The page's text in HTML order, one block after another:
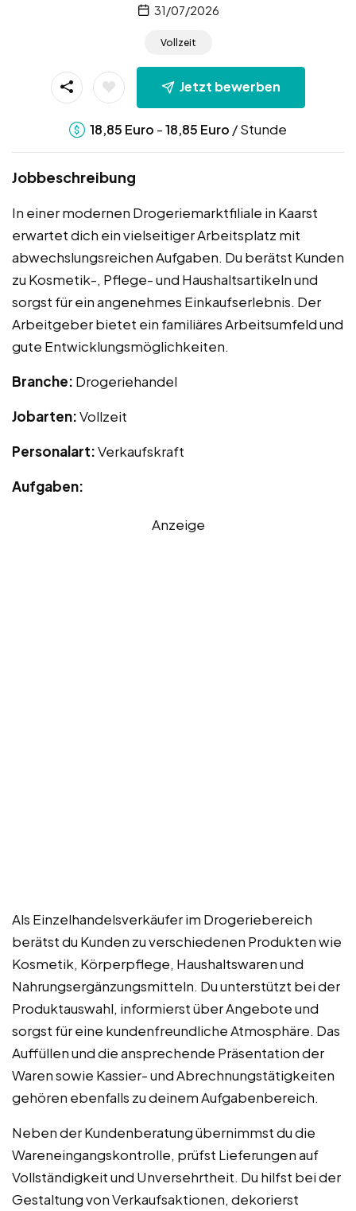
31/07/2026
Vollzeit
Jetzt bewerben
18,85 Euro -18,85 Euro / Stunde
Jobbeschreibung
In einer modernen Drogeriemarktfiliale in Kaarst
erwartet dich ein vielseitiger Arbeitsplatz mit
abwechslungsreichen Aufgaben. Du berätst Kunden
zu Kosmetik-, Pflege- und Haushaltsartikeln und
sorgst für ein angenehmes Einkaufserlebnis. Der
Arbeitgeber bietet ein familiäres Arbeitsumfeld und
gute Entwicklungsmöglichkeiten.
Branche: Drogeriehandel
Jobarten:Vollzeit
Personalart:Verkaufskraft
Aufgaben:
Anzeige
Als Einzelhandelsverkäufer im Drogeriebereich
berätst du Kunden zu verschiedenen Produkten wie
Kosmetik, Körperpflege, Haushaltswaren und
Nahrungsergänzungsmitteln. Du unterstützt bei der
Produktauswahl, informierst über Angebote und
sorgst für eine kundenfreundliche Atmosphäre. Das
Auffüllen und die ansprechende Präsentation der
Waren sowie Kassier- und Abrechnungstätigkeiten
gehören ebenfalls zu deinem Aufgabenbereich.
Neben der Kundenberatung übernimmst du die
Wareneingangskontrolle, prüfst Lieferungen auf
Vollständigkeit und Unversehrtheit. Du hilfst bei der
Gestaltung von Verkaufsaktionen, dekorierst